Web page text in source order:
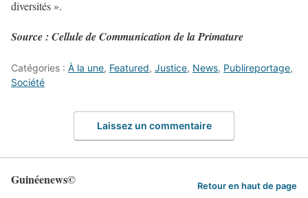
diversités ».
Source : Cellule de Communication de la Primature
Catégories : À la une, Featured, Justice, News, Publireportage,
Société
Laissez un commentaire
Guinéenews© Retour en haut de page